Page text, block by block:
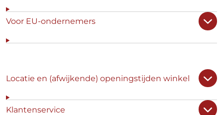
Voor EU-ondernemers
Locatie en (afwijkende) openingstijden winkel
Klantenservice